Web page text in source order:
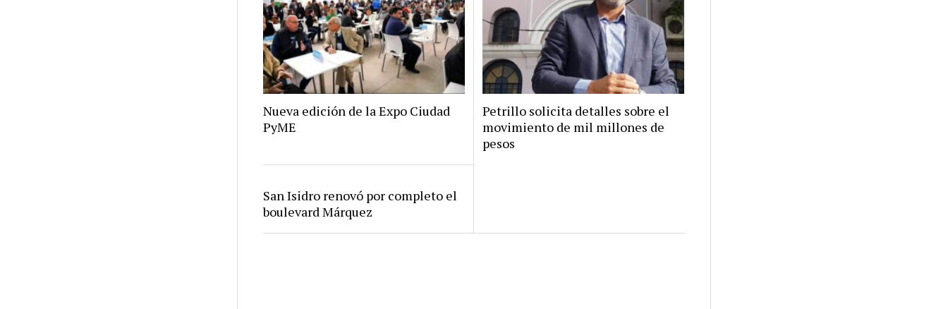
Nueva edición de la Expo Ciudad
PyME
Petrillo solicita detalles sobre el
movimiento de mil millones de
pesos
San Isidro renovó por completo el
boulevard Márquez